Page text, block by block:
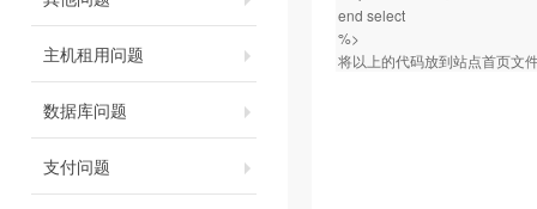
主机租用问题
数据库问题
支付问题
end select
%>
将以上的代码放到站点首页文